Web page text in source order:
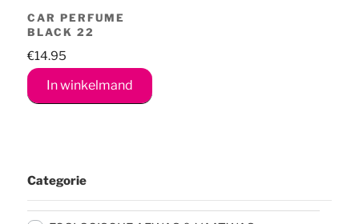
CAR PERFUME
BLACK 22
€14.95
In winkelmand
Categorie